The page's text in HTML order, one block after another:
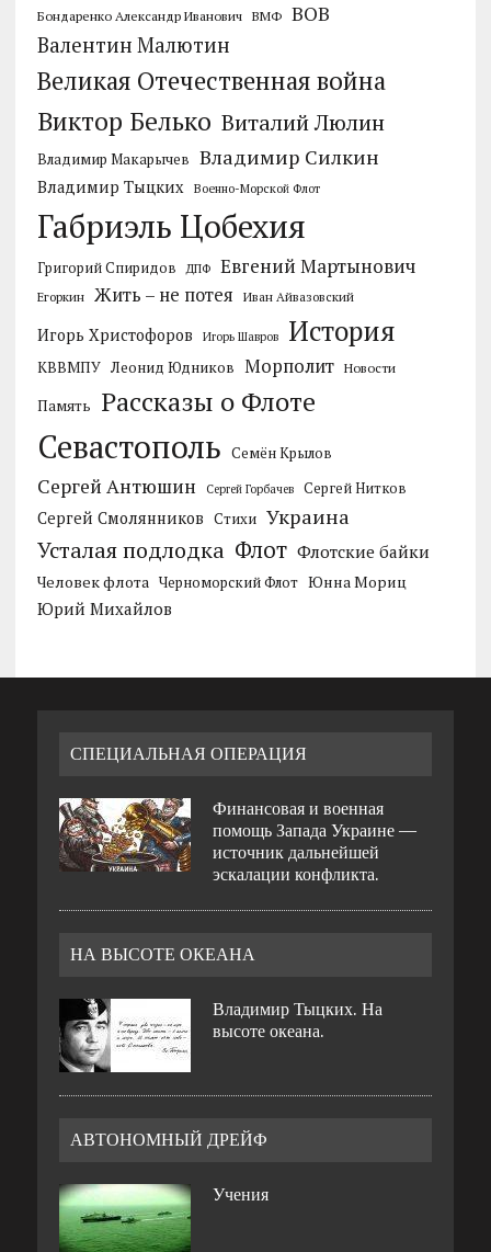
Бондаренко Александр Иванович ВМФ ВОВ
Валентин Малютин
Великая Отечественная война
Виктор Белько Виталий Люлин
Владимир Макарычев Владимир Силкин
Владимир Тыцких Военно-Морской Флот
Габриэль Цобехия
Григорий Спиридов ДПФ Евгений Мартынович
Егоркин Жить – не потея Иван Айвазовский
Игорь Христофоров Игорь Шавров История
КВВМПУ Леонид Юдников Морполит Новости
Память Рассказы о Флоте
Севастополь Семён Крылов
Сергей Антюшин Сергей Горбачев Сергей Нитков
Сергей Смолянников Стихи Украина
Усталая подлодка Флот Флотские байки
Человек флота Черноморский Флот Юнна Мориц
Юрий Михайлов
СПЕЦИАЛЬНАЯ ОПЕРАЦИЯ
Финансовая и военная
помощь Запада Украине —
источник дальнейшей
эскалации конфликта.
НА ВЫСОТЕ ОКЕАНА
Владимир Тыцких. На
высоте океана.
АВТОНОМНЫЙ ДРЕЙФ
Учения